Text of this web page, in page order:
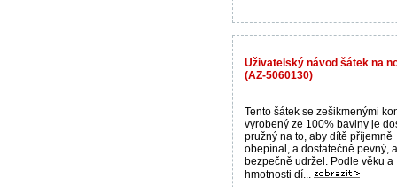
Uživatelský návod šátek na
(AZ-5060130)
Tento šátek se zešikmenými
vyrobený ze 100% bavlny je
pružný na to, aby dítě příjemně
obepínal, a dostatečně pevný,
bezpečně udržel. Podle věku a
hmotnosti dí...